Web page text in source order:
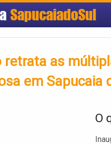
SapucaiadoSul
retrata as
em Sapucaia
O